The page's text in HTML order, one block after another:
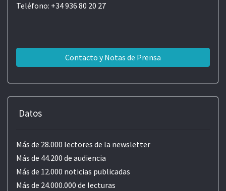
Teléfono: +34 936 80 20 27
Contacto y Notas de Prensa
Datos
Más de 28.000 lectores de la newsletter
Más de 44.200 de audiencia
Más de 12.000 noticias publicadas
Más de 24.000.000 de lecturas